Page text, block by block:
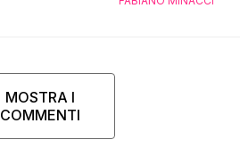
l’esclusiva di
MOSTRA I
COMMENTI